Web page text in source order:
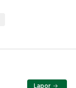
Lapor